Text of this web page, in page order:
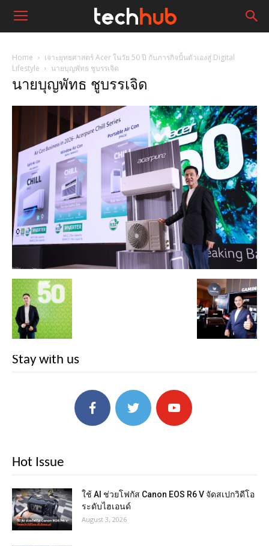
Home
เจาะยุทธศาสตร์ Acer ในวัย 50 ปี กับภารกิจปั้นตัวเองสู่ Digital
Lifestyle
นายบุญพัทธ ชูบรรเจิด
นายบุญพัทธ ชูบรรเจิด
Stay with us
Hot Issue
ใช้ AI ช่วยโฟกัส Canon EOS R6 V จัดสเปกวิดีโอ
ระดับไฮเอนด์
August 3, 2026